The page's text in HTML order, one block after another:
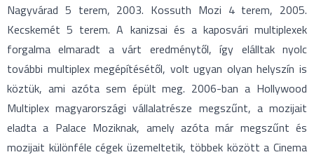
Nagyvárad 5 terem, 2003. Kossuth Mozi 4 terem, 2005.
Kecskemét 5 terem. A kanizsai és a kaposvári multiplexek
forgalma elmaradt a várt eredménytől, így elálltak nyolc
további multiplex megépítésétől, volt ugyan olyan helyszín is
köztük, ami azóta sem épült meg. 2006-ban a Hollywood
Multiplex magyarországi vállalatrésze megszűnt, a mozijait
eladta a Palace Moziknak, amely azóta már megszűnt és
mozijait különféle cégek üzemeltetik, többek között a Cinema